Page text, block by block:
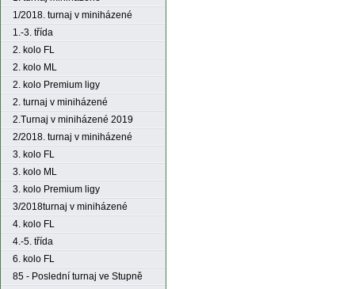
1/2018. turnaj v miniházené
1.-3. třída
2. kolo FL
2. kolo ML
2. kolo Premium ligy
2. turnaj v miniházené
2.Turnaj v miniházené 2019
2/2018. turnaj v miniházené
3. kolo FL
3. kolo ML
3. kolo Premium ligy
3/2018turnaj v miniházené
4. kolo FL
4.-5. třída
6. kolo FL
85 - Poslední turnaj ve Stupně